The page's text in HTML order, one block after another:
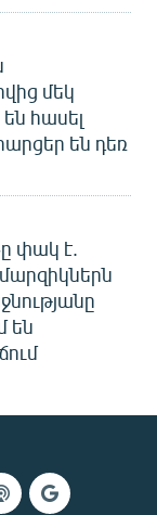
մեկ
հասել
են դեռ
փակ է.
են